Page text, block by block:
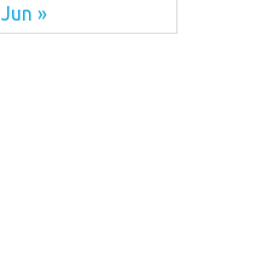
Jun »